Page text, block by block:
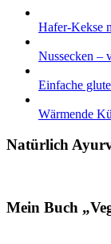
Hafer-Kekse
Nussecken –
Einfache
Wärmende
Natürlich
Mein Buch